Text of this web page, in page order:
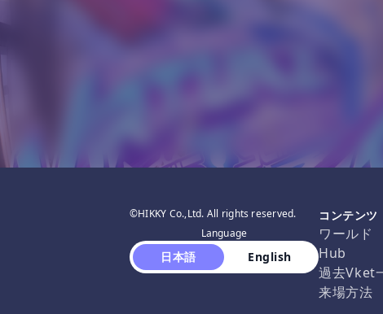
©HIKKY Co.,Ltd. All rights reserved.
Language
日本語 English
コンテンツ
ワールド
Hub
過去Vket
来場方法